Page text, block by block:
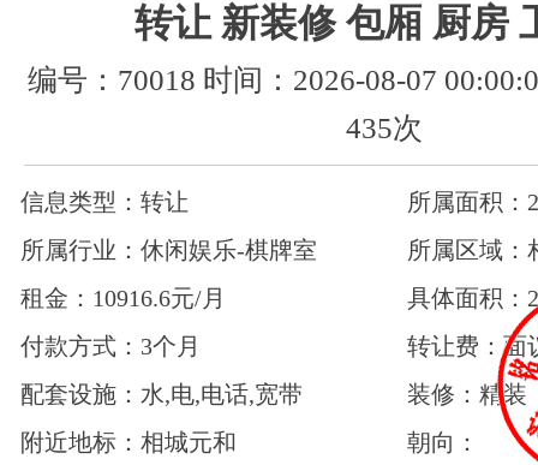
转让 新装修 包厢 厨房
编号：70018 时间：2026-08-07
435次
信息类型：转让
所属面积：
所属行业：休闲娱乐-棋牌室
所属区域：
租金：10916.6元/月
具体面积：
付款方式：3个月
转让费：面
配套设施：水,电,电话,宽带
装修：精装
附近地标：相城元和
朝向：